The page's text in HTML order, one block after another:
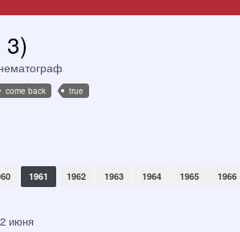
come back true
1961 1962 1963 1964 1965 1966
июня